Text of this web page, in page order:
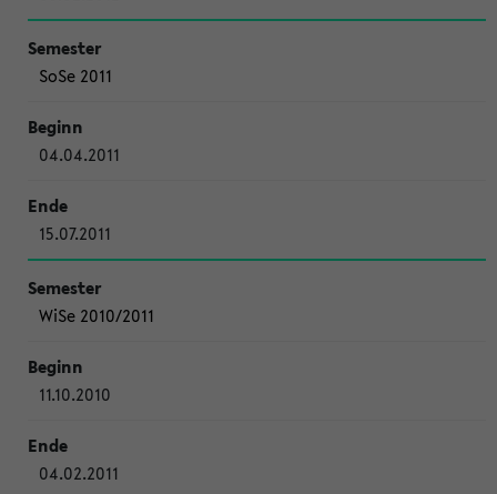
SoSe 2011
04.04.2011
15.07.2011
WiSe 2010/2011
11.10.2010
04.02.2011